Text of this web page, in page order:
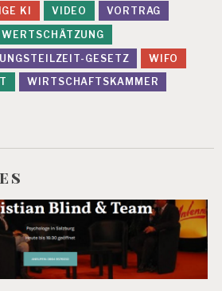
KI
VIDEO
VORTRAG
WERTSCHÄTZUNG
GESETZ
WIFO
WIRTSCHAFTSKAMMER